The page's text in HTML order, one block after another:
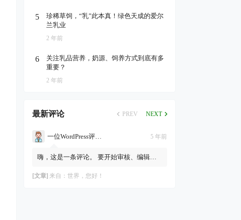
5
珍稀草饲，“乳”此本真！绿色天成的爱尔
兰乳业
2 年前
6
关注乳品营养，奶源、饲养方式到底有多
重要？
2 年前
最新评论 PREV NEXT
一位WordPress评论者 5 年前
嗨，这是一条评论。 要开始审核、编辑及
评论者头像来自Gravatar。
[文章] 来自： 世界，您好！